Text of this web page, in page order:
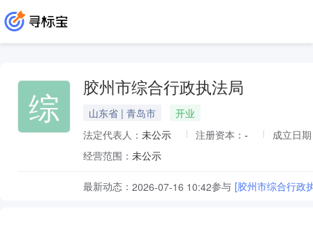
综 胶州市综合行政执法局
山东省 | 青岛市
开业
法定代表人： 未公示 注册资本： -
成立日
经营范围： 未公示
最新动态： 2026-07-16 10:42参与 [胶州市综合行政